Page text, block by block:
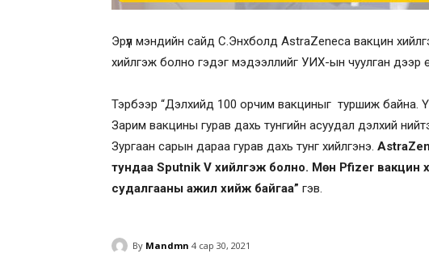
Эрүүл мэндийн сайд С.Энхболд AstraZeneca вакцин
хийлгэж болно гэдэг мэдээллийг УИХ-ын чуулган дээр
Тэрбээр “Дэлхийд 100 орчим вакциныг туршиж байна.
Зарим вакцины гурав дахь тунгийн асуудал дэлхий
Зургаан сарын дараа гурав дахь тунг хийлгэнэ.
тундаа Sputnik V хийлгэж болно. Мөн Pfizer вакцин
судалгааны ажил хийж байгаа” гэв.
By Mandmn 4 сар 30, 2021